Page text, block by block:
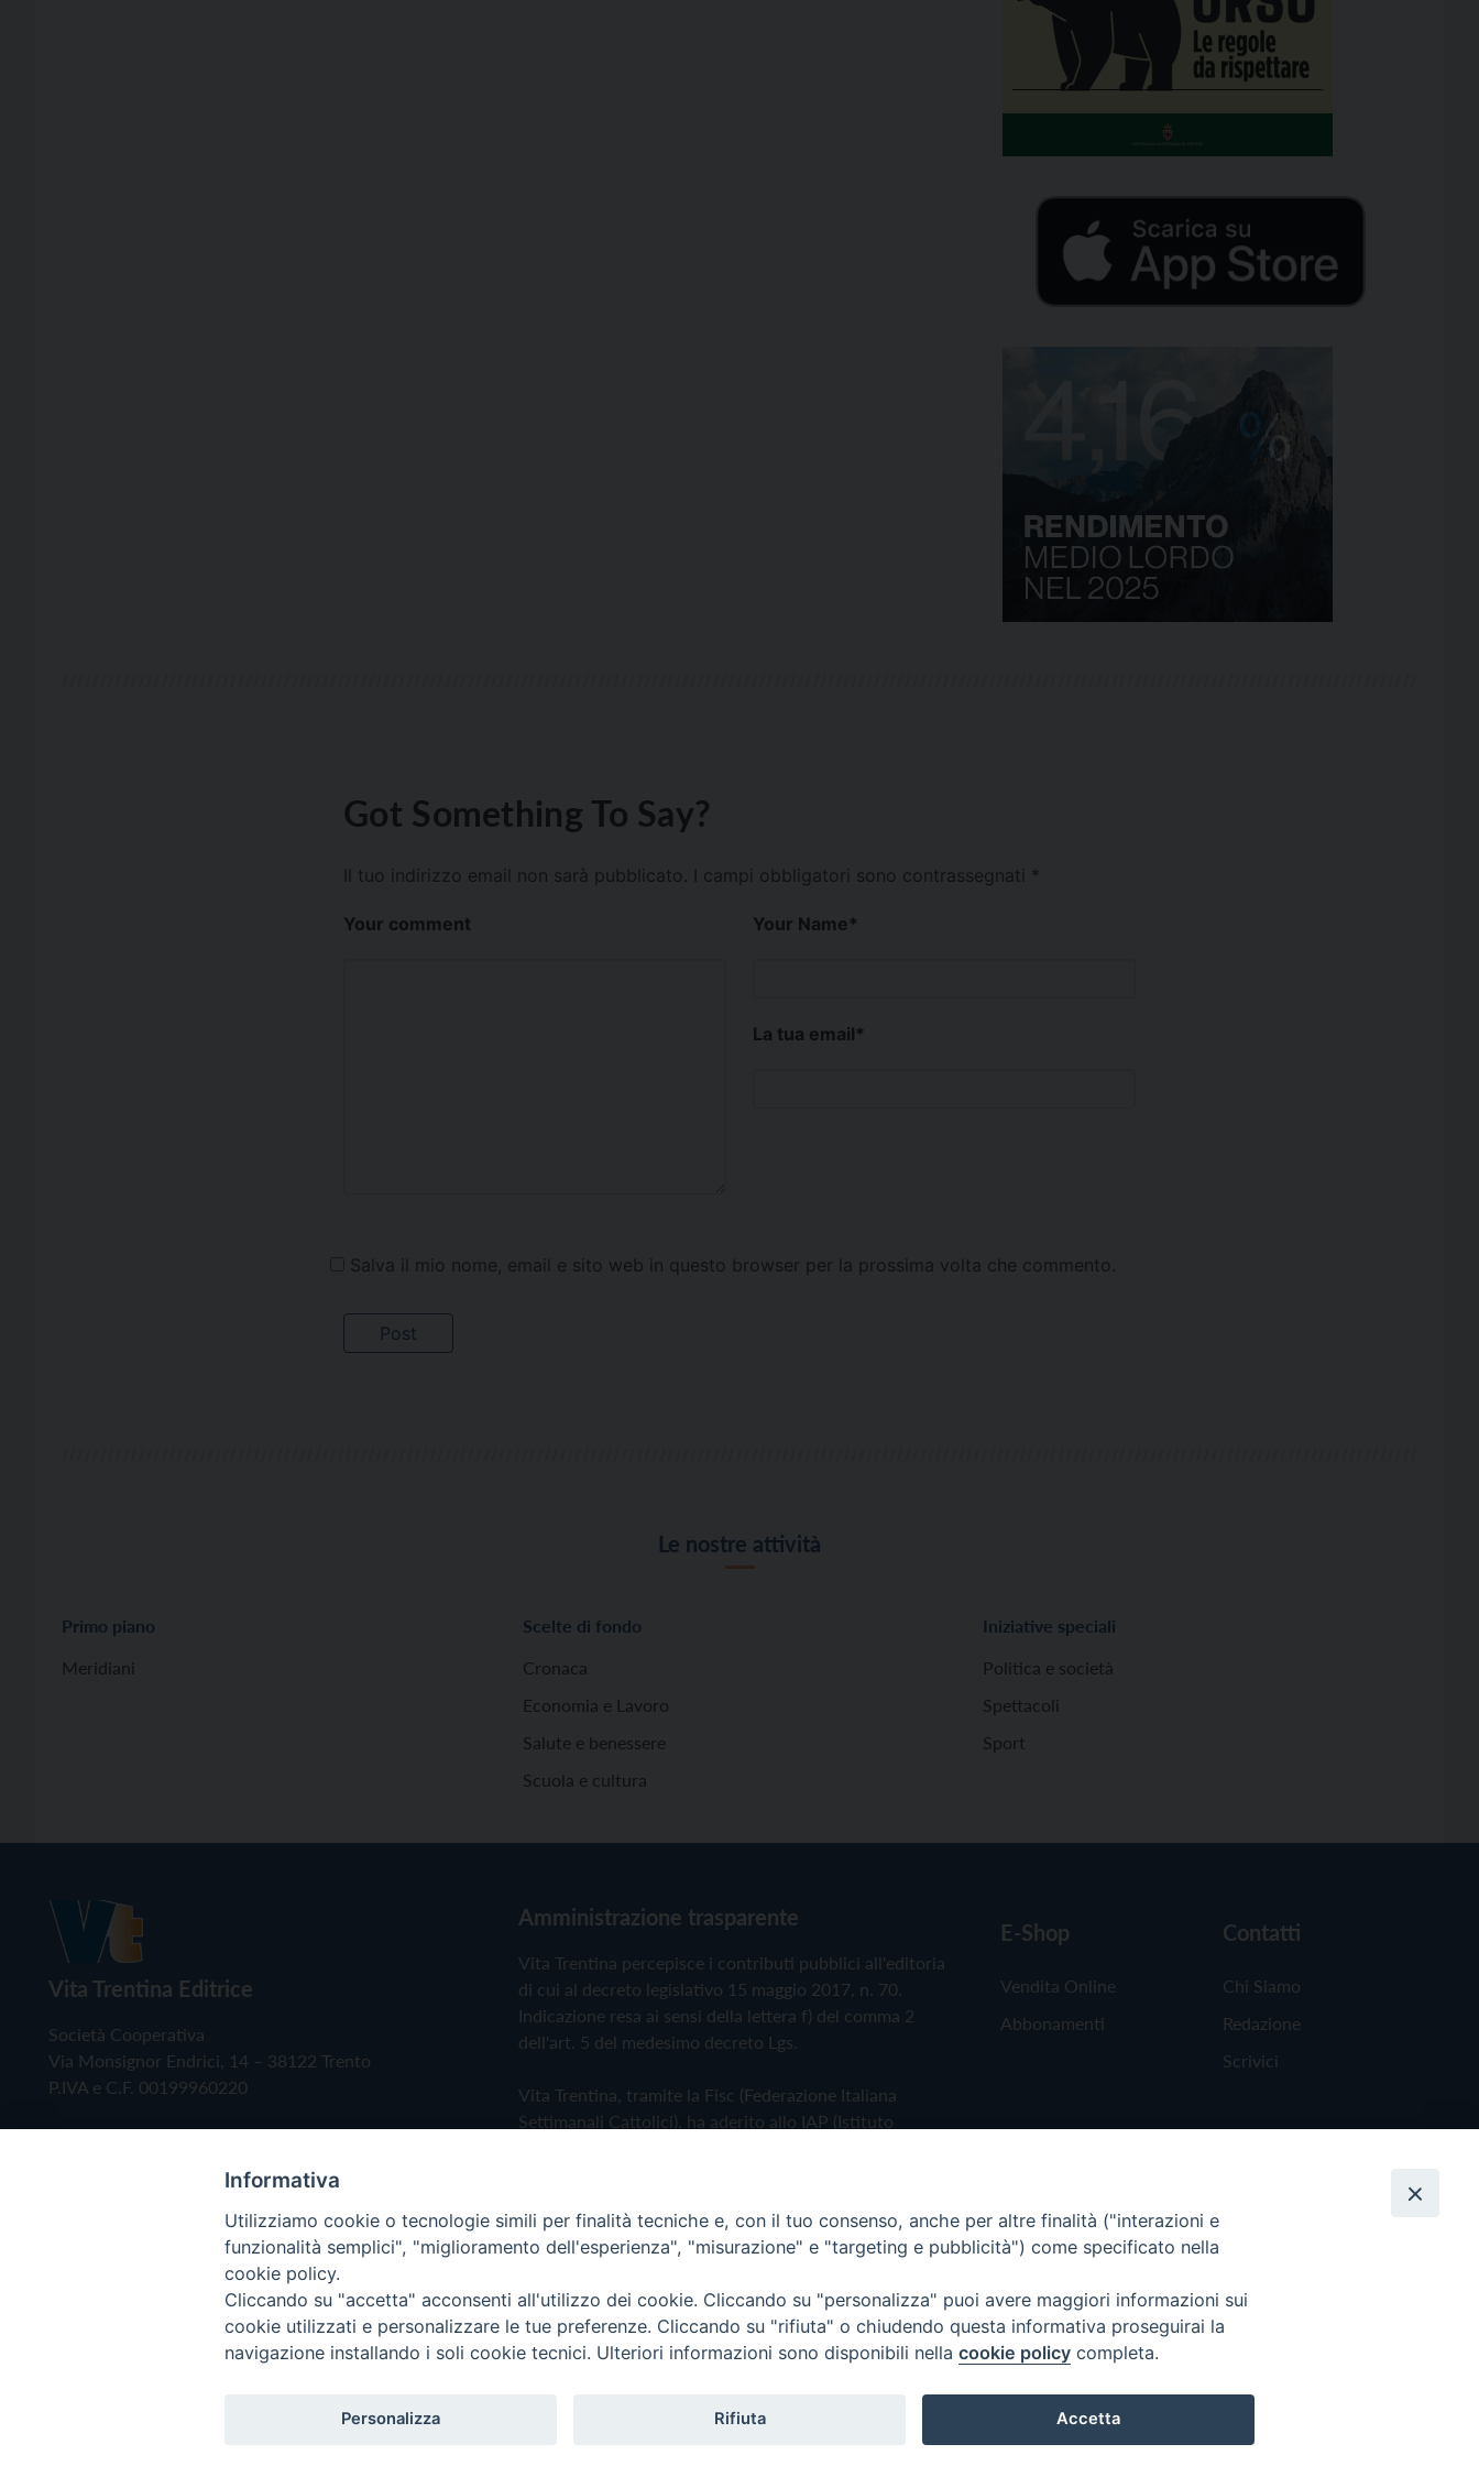
Got Something To Say?
Il tuo indirizzo email non sarà pubblicato. I campi obbligatori sono contrassegnati *
Your comment Your Name*
La tua email*
Salva il mio nome, email e sito web in questo browser per la prossima volta che commento.
Le nostre attività
Primo piano
Meridiani
Scelte di fondo
Cronaca
Economia e Lavoro
Salute e benessere
Scuola e cultura
Iniziative speciali
Politica e società
Spettacoli
Sport
Vita Trentina Editrice
Società Cooperativa
Via Monsignor Endrici, 14 – 38122 Trento
P.IVA e C.F. 00199960220
Amministrazione trasparente
Vita Trentina percepisce i contributi pubblici all'editoria
di cui al decreto legislativo 15 maggio 2017, n. 70.
Indicazione resa ai sensi della lettera f) del comma 2
dell'art. 5 del medesimo decreto Lgs.
Vita Trentina, tramite la Fisc (Federazione Italiana
Settimanali Cattolici), ha aderito allo IAP (Istituto
Privacy Policy Cookie Policy
E-Shop
Vendita Online
Abbonamenti
Contatti
Chi Siamo
Redazione
Scrivici
Copyright © 2019 - Tutti i diritti riservati - Vita Trentina Editrice
Informativa
Utilizziamo cookie o tecnologie simili per finalità tecniche e, con il tuo consenso, anche per altre finalità ("interazioni e
funzionalità semplici", "miglioramento dell'esperienza", "misurazione" e "targeting e pubblicità") come specificato nella
cookie policy.
Cliccando su "accetta" acconsenti all'utilizzo dei cookie. Cliccando su "personalizza" puoi avere maggiori informazioni sui
cookie utilizzati e personalizzare le tue preferenze. Cliccando su "rifiuta" o chiudendo questa informativa proseguirai la
navigazione installando i soli cookie tecnici. Ulteriori informazioni sono disponibili nella cookie policy completa.
Personalizza Rifiuta Accetta